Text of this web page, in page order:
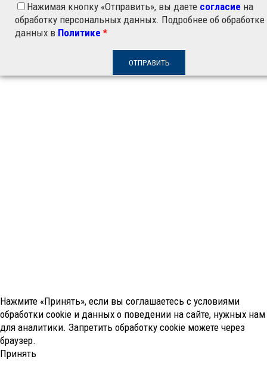
Нажимая кнопку «Отправить», вы даете согласие на
обработку персональных данных. Подробнее об обработке
данных в Политике *
Нажмите «Принять», если вы соглашаетесь с условиями
обработки cookie и данных о поведении на сайте, нужных нам
для аналитики. Запретить обработку cookie можете через
браузер.
Принять